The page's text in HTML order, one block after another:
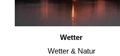
Wetter
Wetter & Natur